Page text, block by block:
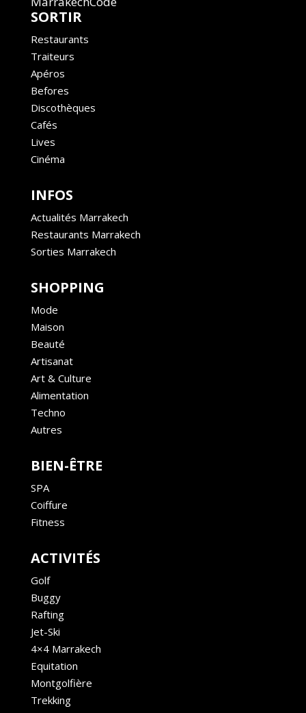
SORTIR
Restaurants
Traiteurs
Apéros
Befores
Discothèques
Cafés
Lives
Cinéma
INFOS
Actualités Marrakech
Restaurants Marrakech
Sorties Marrakech
SHOPPING
Mode
Maison
Beauté
Artisanat
Art & Culture
Alimentation
Techno
Autres
BIEN-ÊTRE
SPA
Coiffure
Fitness
ACTIVITÉS
Golf
Buggy
Rafting
Jet-Ski
4×4 Marrakech
Equitation
Montgolfière
Trekking